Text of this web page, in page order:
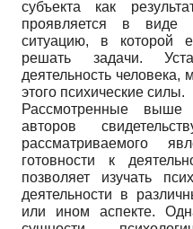
субъекта как
проявляется в виде
ситуацию, в которой
решать задачи.
деятельность
этого психические силы.
Рассмотренные выше
авторов
рассматриваемого
готовности к
позволяет изучать
деятельности в
или ином аспекте.